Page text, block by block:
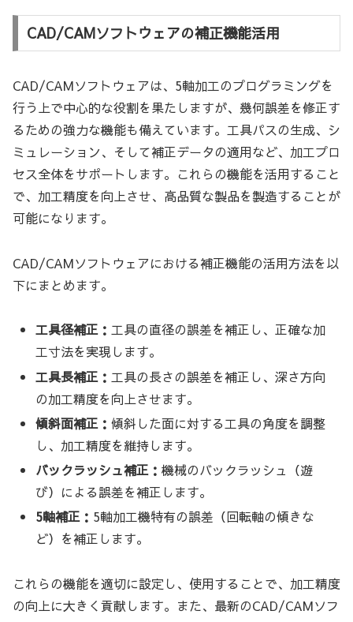
CAD/CAMソフトウェアの補正機能活用
CAD/CAMソフトウェアは、5軸加工のプログラミングを
行う上で中心的な役割を果たしますが、幾何誤差を修正す
るための強力な機能も備えています。工具パスの生成、シ
ミュレーション、そして補正データの適用など、加工プロ
セス全体をサポートします。これらの機能を活用すること
で、加工精度を向上させ、高品質な製品を製造することが
可能になります。
CAD/CAMソフトウェアにおける補正機能の活用方法を以
下にまとめます。
工具径補正： 工具の直径の誤差を補正し、正確な加
工寸法を実現します。
工具長補正： 工具の長さの誤差を補正し、深さ方向
の加工精度を向上させます。
傾斜面補正：傾斜した面に対する工具の角度を調整
し、加工精度を維持します。
バックラッシュ補正：機械のバックラッシュ（遊
び）による誤差を補正します。
5軸補正： 5軸加工機特有の誤差（回転軸の傾きな
ど）を補正します。
これらの機能を適切に設定し、使用することで、加工精度
の向上に大きく貢献します。また、最新のCAD/CAMソフ